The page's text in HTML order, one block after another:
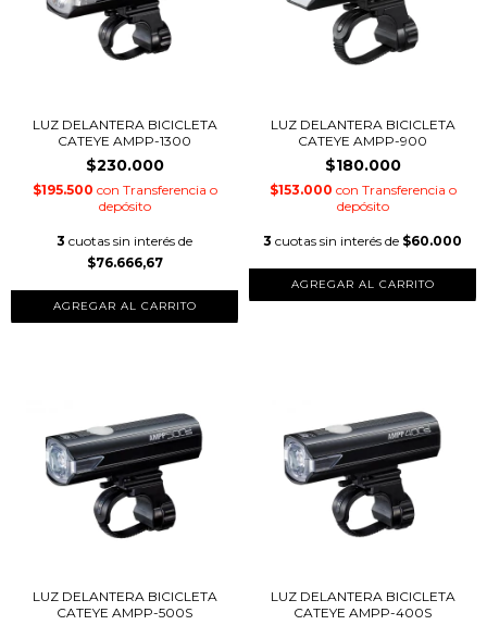
LUZ DELANTERA BICICLETA
CATEYE AMPP-1300
$230.000
$195.500 con Transferencia o
depósito
3 cuotas sin interés de
$76.666,67
LUZ DELANTERA BICICLETA
CATEYE AMPP-900
$180.000
$153.000 con Transferencia o
depósito
3 cuotas sin interés de $60.000
LUZ DELANTERA BICICLETA
CATEYE AMPP-500S
LUZ DELANTERA BICICLETA
CATEYE AMPP-400S